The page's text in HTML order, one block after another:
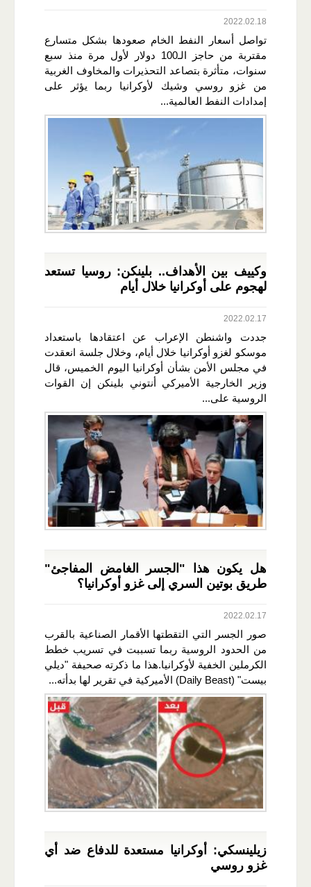
2022.02.18
تواصل أسعار النفط الخام صعودها بشكل متسارع
مقتربة من حاجز الـ100 دولار لأول مرة منذ سبع
سنوات، متأثرة بتصاعد التحذيرات والمخاوف الغربية
من غزو روسي وشيك لأوكرانيا ربما يؤثر على
إمدادات النفط العالمية...
وكييف بين الأهداف.. بلينكن: روسيا تستعد
لهجوم على أوكرانيا خلال أيام
2022.02.17
جددت واشنطن الإعراب عن اعتقادها باستعداد
موسكو لغزو أوكرانيا خلال أيام، وخلال جلسة انعقدت
في مجلس الأمن بشأن أوكرانيا اليوم الخميس، قال
وزير الخارجية الأميركي أنتوني بلينكن إن القوات
الروسية على...
هل يكون هذا "الجسر الغامض المفاجئ"
طريق بوتين السري إلى غزو أوكرانيا؟
2022.02.17
صور الجسر التي التقطتها الأقمار الصناعية بالقرب
من الحدود الروسية ربما تسببت في تسريب خطط
الكرملين الخفية لأوكرانيا.هذا ما ذكرته صحيفة "ديلي
بيست" (Daily Beast) الأميركية في تقرير لها بدأته...
زيلينسكي: أوكرانيا مستعدة للدفاع ضد أي
غزو روسي